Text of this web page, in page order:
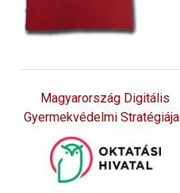
Magyarország Digitális
Gyermekvédelmi Stratégiája